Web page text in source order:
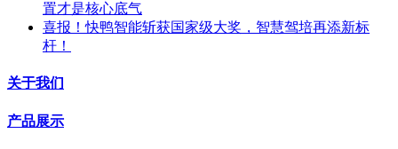
置才是核心底气
喜报！快鸭智能斩获国家级大奖，智慧驾培再添新标
杆！
关于我们
产品展示